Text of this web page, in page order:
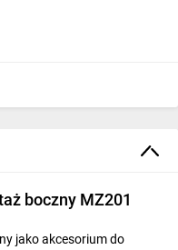
boczny MZ201
jako akcesorium do